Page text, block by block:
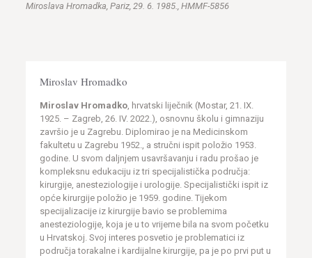
Miroslava Hromadka, Pariz, 29. 6. 1985., HMMF-5856
Miroslav Hromadko
Miroslav Hromadko, hrvatski liječnik (Mostar, 21. IX.
1925. – Zagreb, 26. IV. 2022.), osnovnu školu i gimnaziju
završio je u Zagrebu. Diplomirao je na Medicinskom
fakultetu u Zagrebu 1952., a stručni ispit položio 1953.
godine. U svom daljnjem usavršavanju i radu prošao je
kompleksnu edukaciju iz tri specijalistička područja:
kirurgije, anesteziologije i urologije. Specijalistički ispit iz
opće kirurgije položio je 1959. godine. Tijekom
specijalizacije iz kirurgije bavio se problemima
anesteziologije, koja je u to vrijeme bila na svom početku
u Hrvatskoj. Svoj interes posvetio je problematici iz
područja torakalne i kardijalne kirurgije, pa je po prvi put u